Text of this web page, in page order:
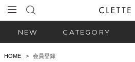
NEW CATEGORY
HOME 会員登録